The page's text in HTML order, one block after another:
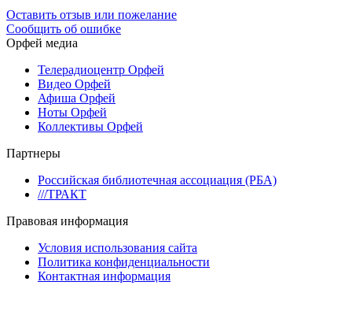
Оставить отзыв или пожелание
Сообщить об ошибке
Орфей медиа
Телерадиоцентр Орфей
Видео Орфей
Афиша Орфей
Ноты Орфей
Коллективы Орфей
Партнеры
Российская библиотечная ассоциация (РБА)
///ТРАКТ
Правовая информация
Условия использования сайта
Политика конфиденциальности
Контактная информация